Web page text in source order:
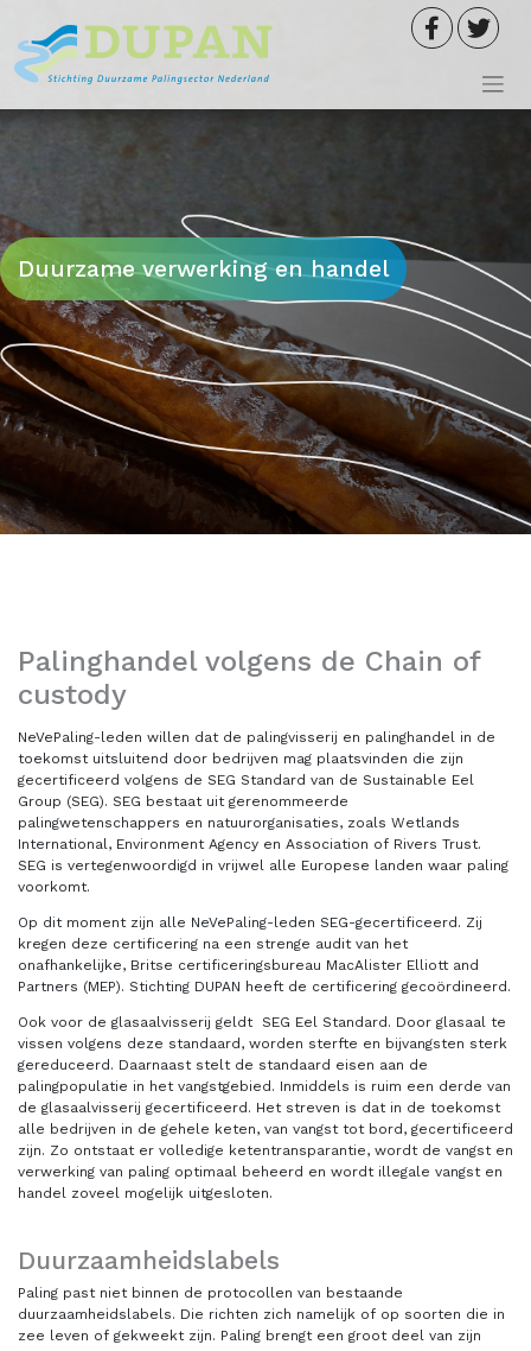
inhoud
Duurzame verwerking en handel
Palinghandel volgens de Chain of
custody
NeVePaling-leden willen dat de palingvisserij en palinghandel in de
toekomst uitsluitend door bedrijven mag plaatsvinden die zijn
gecertificeerd volgens de SEG Standard van de Sustainable Eel
Group (SEG). SEG bestaat uit gerenommeerde
palingwetenschappers en natuurorganisaties, zoals Wetlands
International, Environment Agency en Association of Rivers Trust.
SEG is vertegenwoordigd in vrijwel alle Europese landen waar paling
voorkomt.
Op dit moment zijn alle NeVePaling-leden SEG-gecertificeerd. Zij
kregen deze certificering na een strenge audit van het
onafhankelijke, Britse certificeringsbureau MacAlister Elliott and
Partners (MEP). Stichting DUPAN heeft de certificering gecoördineerd.
Ook voor de glasaalvisserij geldt SEG Eel Standard. Door glasaal te
vissen volgens deze standaard, worden sterfte en bijvangsten sterk
gereduceerd. Daarnaast stelt de standaard eisen aan de
palingpopulatie in het vangstgebied. Inmiddels is ruim een derde van
de glasaalvisserij gecertificeerd. Het streven is dat in de toekomst
alle bedrijven in de gehele keten, van vangst tot bord, gecertificeerd
zijn. Zo ontstaat er volledige ketentransparantie, wordt de vangst en
verwerking van paling optimaal beheerd en wordt illegale vangst en
handel zoveel mogelijk uitgesloten.
Duurzaamheidslabels
Paling past niet binnen de protocollen van bestaande
duurzaamheidslabels. Die richten zich namelijk of op soorten die in
zee leven of gekweekt zijn. Paling brengt een groot deel van zijn